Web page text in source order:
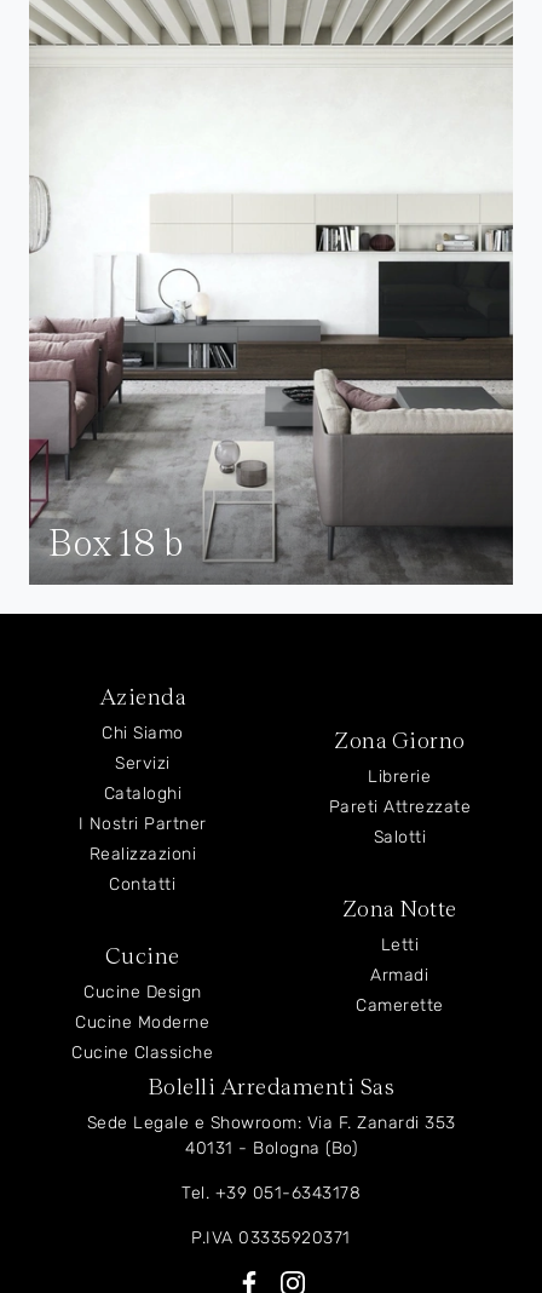
Box 18 b
Azienda
Chi Siamo
Servizi
Cataloghi
I Nostri Partner
Realizzazioni
Contatti
Cucine
Cucine Design
Cucine Moderne
Cucine Classiche
Zona Giorno
Librerie
Pareti Attrezzate
Salotti
Zona Notte
Letti
Armadi
Camerette
Bolelli Arredamenti Sas
Sede Legale e Showroom: Via F. Zanardi 353
40131 - Bologna (Bo)
Tel. +39 051-6343178
P.IVA 03335920371